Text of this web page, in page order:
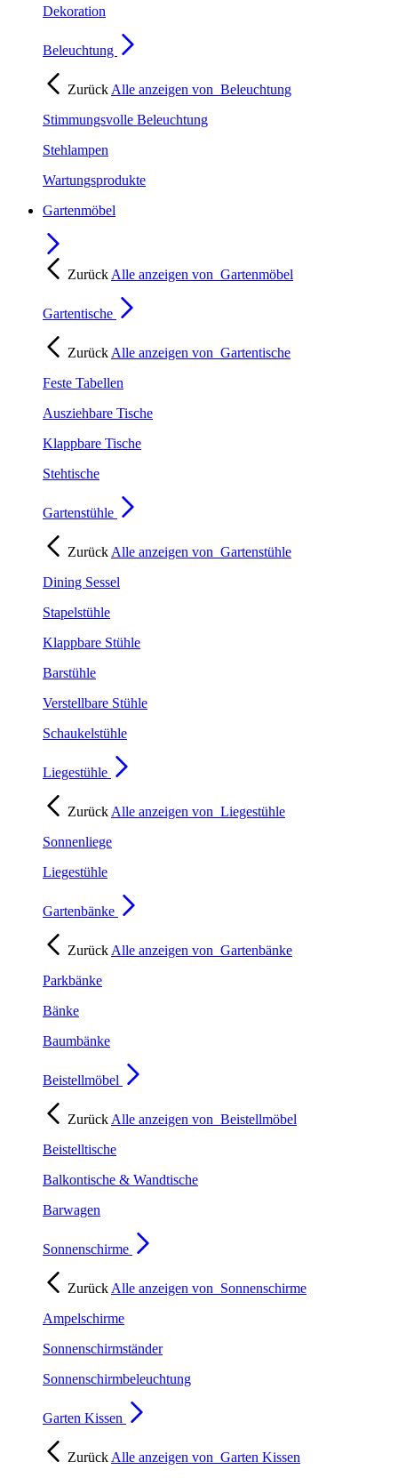
Dekoration
Beleuchtung
Zurück Alle anzeigen von Beleuchtung
Stimmungsvolle Beleuchtung
Stehlampen
Wartungsprodukte
Gartenmöbel
Zurück Alle anzeigen von Gartenmöbel
Gartentische
Zurück Alle anzeigen von Gartentische
Feste Tabellen
Ausziehbare Tische
Klappbare Tische
Stehtische
Gartenstühle
Zurück Alle anzeigen von Gartenstühle
Dining Sessel
Stapelstühle
Klappbare Stühle
Barstühle
Verstellbare Stühle
Schaukelstühle
Liegestühle
Zurück Alle anzeigen von Liegestühle
Sonnenliege
Liegestühle
Gartenbänke
Zurück Alle anzeigen von Gartenbänke
Parkbänke
Bänke
Baumbänke
Beistellmöbel
Zurück Alle anzeigen von Beistellmöbel
Beistelltische
Balkontische & Wandtische
Barwagen
Sonnenschirme
Zurück Alle anzeigen von Sonnenschirme
Ampelschirme
Sonnenschirmständer
Sonnenschirmbeleuchtung
Garten Kissen
Zurück Alle anzeigen von Garten Kissen